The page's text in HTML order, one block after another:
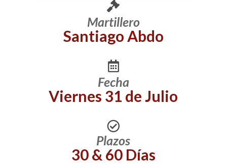
Martillero
Santiago Abdo
Fecha
Viernes 31 de Julio
Plazos
30 & 60 Días